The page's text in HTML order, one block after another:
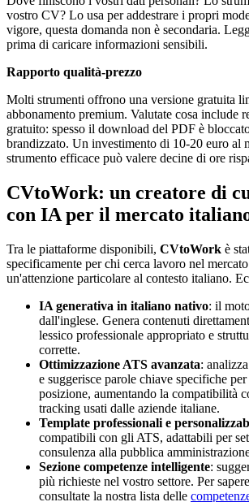
vostro CV? Lo usa per addestrare i propri
vigore, questa domanda non è secondaria.
prima di caricare informazioni sensibili.
Rapporto qualità-prezzo
Molti strumenti offrono una versione gratuita
abbonamento premium. Valutate cosa include
gratuito: spesso il download del PDF è
brandizzato. Un investimento di 10-20 euro al
strumento efficace può valere decine di ore
CVtoWork: un creatore di
con IA per il mercato
Tra le piattaforme disponibili, CVtoWork è
specificamente per chi cerca lavoro nel
un'attenzione particolare al contesto italiano.
IA generativa in italiano nativo: il
dall'inglese. Genera contenuti
lessico professionale appropriato e
corrette.
Ottimizzazione ATS avanzata:
e suggerisce parole chiave specifiche
posizione, aumentando la compatibilità
tracking usati dalle aziende italiane.
Template professionali e
compatibili con gli ATS, adattabili per
consulenza alla pubblica
Sezione competenze intelligente:
più richieste nel vostro settore. Per
consultate la nostra lista delle